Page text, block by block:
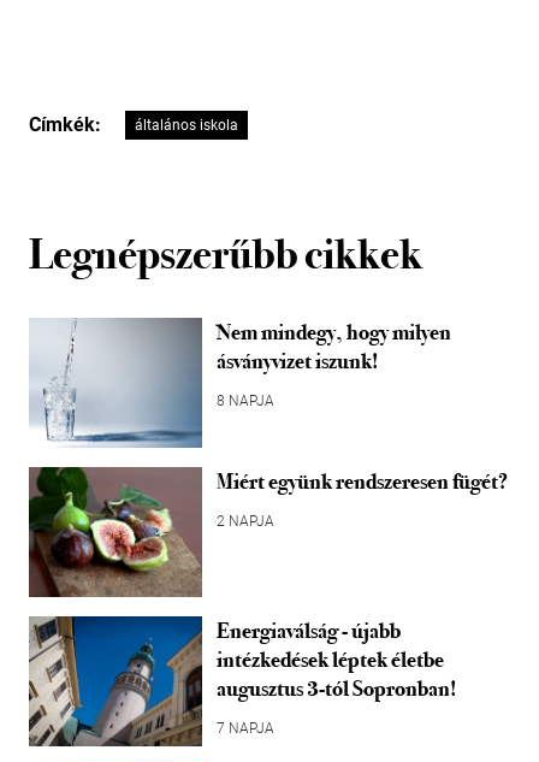
Címkék: általános iskola
Legnépszerűbb cikkek
Nem mindegy, hogy milyen
ásványvizet iszunk!
8 NAPJA
Miért együnk rendszeresen fügét?
2 NAPJA
Energiaválság - újabb
intézkedések léptek életbe
augusztus 3-tól Sopronban!
7 NAPJA